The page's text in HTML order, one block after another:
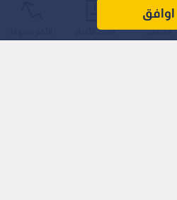
اوافق
المباشر أحدث الأخبار